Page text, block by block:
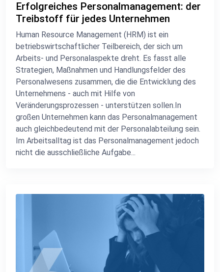
Erfolgreiches Personalmanagement: der
Treibstoff für jedes Unternehmen
Human Resource Management (HRM) ist ein
betriebswirtschaftlicher Teilbereich, der sich um
Arbeits- und Personalaspekte dreht. Es fasst alle
Strategien, Maßnahmen und Handlungsfelder des
Personalwesens zusammen, die die Entwicklung des
Unternehmens - auch mit Hilfe von
Veränderungsprozessen - unterstützen sollen.In
großen Unternehmen kann das Personalmanagement
auch gleichbedeutend mit der Personalabteilung sein.
Im Arbeitsalltag ist das Personalmanagement jedoch
nicht die ausschließliche Aufgabe...